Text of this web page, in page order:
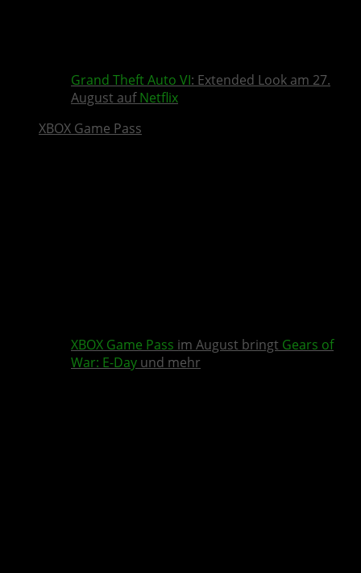
Grand Theft Auto VI: Extended Look am 27.
August aufNetflix
XBOX Game Pass
XBOX Game Pass im August bringt Gears of
War: E-Day und mehr